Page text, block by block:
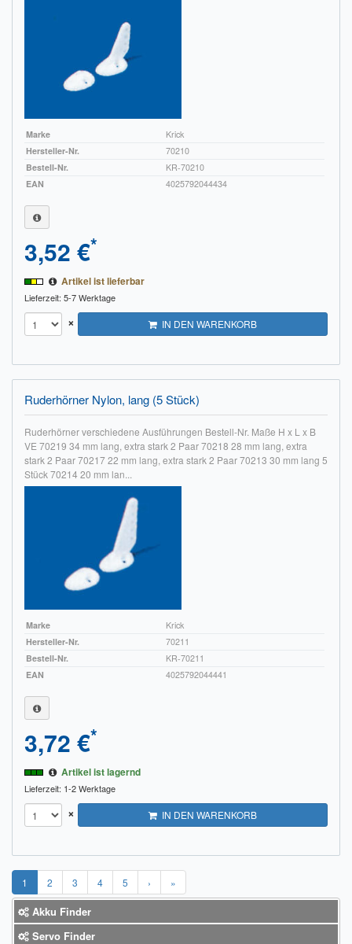
Marke
Krick
Hersteller-Nr.
70210
Bestell-Nr.
KR-70210
EAN
4025792044434
3,52 €*
Artikel ist lieferbar
Lieferzeit: 5-7 Werktage
× IN DEN WARENKORB
Ruderhörner Nylon, lang (5 Stück)
Ruderhörner verschiedene Ausführungen Bestell-Nr. Maße H x L x B
VE 70219 34 mm lang, extra stark 2 Paar 70218 28 mm lang, extra
stark 2 Paar 70217 22 mm lang, extra stark 2 Paar 70213 30 mm lang 5
Stück 70214 20 mm lan...
Marke
Krick
Hersteller-Nr.
70211
Bestell-Nr.
KR-70211
EAN
4025792044441
3,72 €*
Artikel ist lagernd
Lieferzeit: 1-2 Werktage
× IN DEN WARENKORB
1 2 3 4 5 › »
Akku Finder
Servo Finder